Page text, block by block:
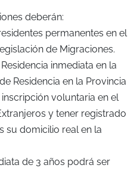
deberán:
permanentes en el
de Migraciones.
inmediata en la
Residencia en la Provincia
voluntaria en el
y tener registrado
su domicilio real en la
de 3 años podrá ser